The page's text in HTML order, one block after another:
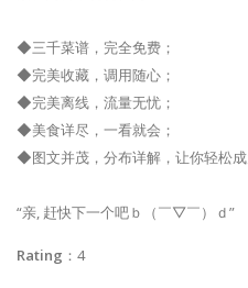
◆三千菜谱，完全免费；
◆完美收藏，调用随心；
◆完美离线，流量无忧；
◆美食详尽，一看就会；
◆图文并茂，分布详解，让你轻松
“亲, 赶快下一个吧ｂ（￣▽￣）ｄ”
Rating ：4